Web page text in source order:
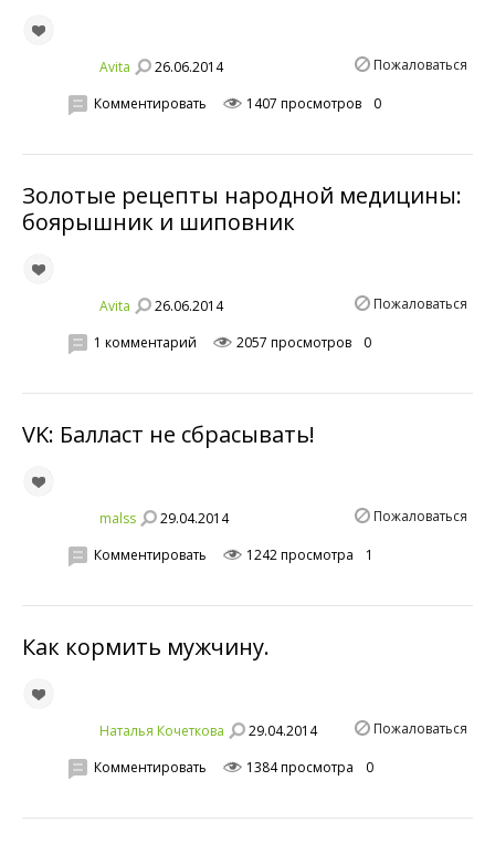
Avita 26.06.2014 Пожаловаться
Комментировать 1407 просмотров 0
Золотые рецепты народной медицины:
боярышник и шиповник
Avita 26.06.2014 Пожаловаться
1 комментарий 2057 просмотров 0
VK: Балласт не сбрасывать!
malss 29.04.2014 Пожаловаться
Комментировать 1242 просмотра 1
Как кормить мужчину.
Наталья Кочеткова 29.04.2014 Пожаловаться
Комментировать 1384 просмотра 0